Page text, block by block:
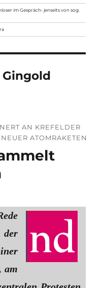
im Gespräch- jenseits von sog.
Gingold
AN KREFELDER
ATOMRAKETEN
am